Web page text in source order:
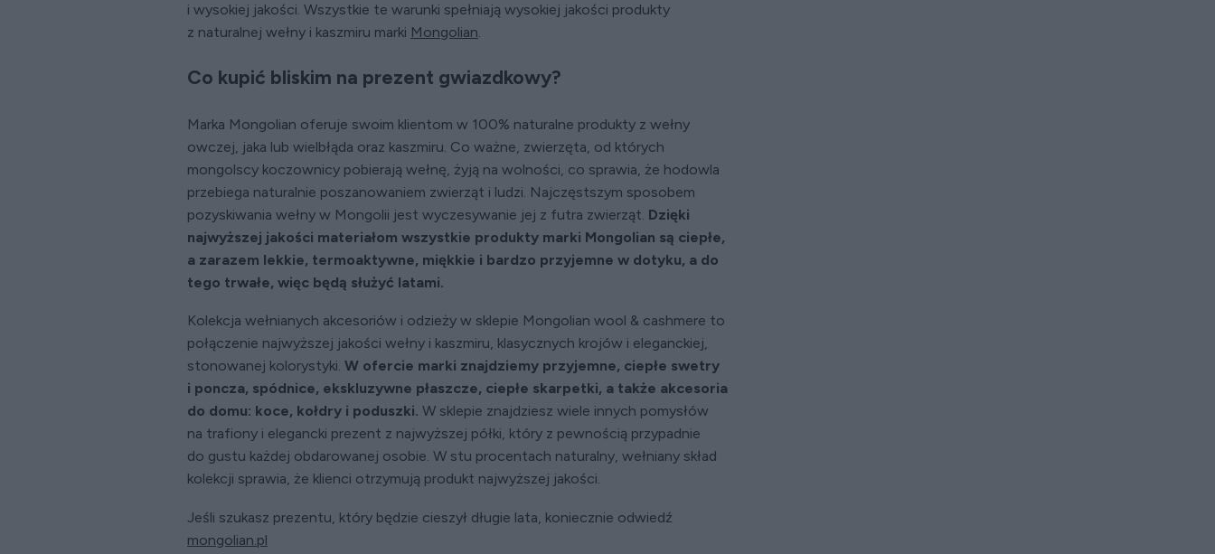
i wysokiej jakości. Wszystkie te warunki spełniają wysokiej jakości produkty
z naturalnej wełny i kaszmiru marki Mongolian.
Co kupić bliskim na prezent gwiazdkowy?
Marka Mongolian oferuje swoim klientom w 100% naturalne produkty z wełny
owczej, jaka lub wielbłąda oraz kaszmiru. Co ważne, zwierzęta, od których
mongolscy koczownicy pobierają wełnę, żyją na wolności, co sprawia, że hodowla
przebiega naturalnie poszanowaniem zwierząt i ludzi. Najczęstszym sposobem
pozyskiwania wełny w Mongolii jest wyczesywanie jej z futra zwierząt. Dzięki
najwyższej jakości materiałom wszystkie produkty marki Mongolian są ciepłe,
a zarazem lekkie, termoaktywne, miękkie i bardzo przyjemne w dotyku, a do
tego trwałe, więc będą służyć latami.
Kolekcja wełnianych akcesoriów i odzieży w sklepie Mongolian wool & cashmere to
połączenie najwyższej jakości wełny i kaszmiru, klasycznych krojów i eleganckiej,
stonowanej kolorystyki. W ofercie marki znajdziemy przyjemne, ciepłe swetry
i poncza, spódnice, ekskluzywne płaszcze, ciepłe skarpetki, a także akcesoria
do domu: koce, kołdry i poduszki. W sklepie znajdziesz wiele innych pomysłów
na trafiony i elegancki prezent z najwyższej półki, który z pewnością przypadnie
do gustu każdej obdarowanej osobie. W stu procentach naturalny, wełniany skład
kolekcji sprawia, że klienci otrzymują produkt najwyższej jakości.
Jeśli szukasz prezentu, który będzie cieszył długie lata, koniecznie odwiedź
mongolian.pl